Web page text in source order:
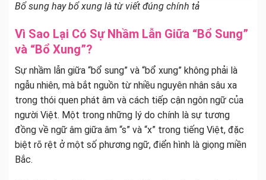
Bổ sung hay bổ xung là từ viết đúng chính tả
Vì Sao Lại Có Sự Nhầm Lẫn Giữa “Bổ Sung”
và “Bổ Xung”?
Sự nhầm lẫn giữa “bổ sung” và “bổ xung” không phải là
ngẫu nhiên, mà bắt nguồn từ nhiều nguyên nhân sâu xa
trong thói quen phát âm và cách tiếp cận ngôn ngữ của
người Việt. Một trong những lý do chính là sự tương
đồng về ngữ âm giữa âm “s” và “x” trong tiếng Việt, đặc
biệt rõ rệt ở một số phương ngữ, điển hình là giọng miền
Bắc.